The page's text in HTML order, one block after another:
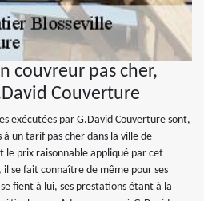
couvreur pas cher,
Couverture
exécutées par G.David Couverture sont,
un tarif pas cher dans la ville de
le prix raisonnable appliqué par cet
se fait connaître de même pour ses
fient à lui, ses prestations étant à la